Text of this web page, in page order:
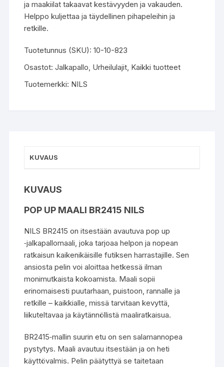
ja maakiilat takaavat kestävyyden ja vakauden.
Helppo kuljettaa ja täydellinen pihapeleihin ja
retkille.
Tuotetunnus (SKU):10-10-823
Osastot:Jalkapallo Urheilulajit Kaikki tuotteet
Tuotemerkki: NILS
KUVAUS
KUVAUS
POP UP MAALI BR2415 NILS
NILS BR2415 on itsestään avautuva pop up
‑jalkapallomaali, joka tarjoaa helpon ja nopean
ratkaisun kaikenikäisille futiksen harrastajille. Sen
ansiosta pelin voi aloittaa hetkessä ilman
monimutkaista kokoamista. Maali sopii
erinomaisesti puutarhaan, puistoon, rannalle ja
retkille – kaikkialle, missä tarvitaan kevyttä,
liikuteltavaa ja käytännöllistä maaliratkaisua.
BR2415‑mallin suurin etu on sen salamannopea
pystytys. Maali avautuu itsestään ja on heti
käyttövalmis. Pelin päätyttyä se taitetaan